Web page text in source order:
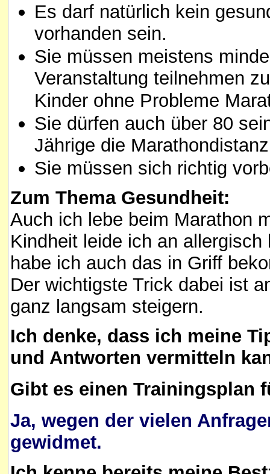
Es darf natürlich kein
vorhanden sein.
Sie müssen meistens
Veranstaltung teilnehmen
Kinder ohne Probleme
Sie dürfen auch über 80
Jährige die
Sie müssen sich richtig
Zum Thema Gesundheit:
Auch ich lebe beim Marathon
Kindheit leide ich an
habe ich auch das in Griff
Der wichtigste Trick dabei ist
ganz langsam steigern.
Ich denke, dass ich meine
und Antworten vermitteln
Gibt es einen Trainingsplan
Ja, wegen der vielen
gewidmet.